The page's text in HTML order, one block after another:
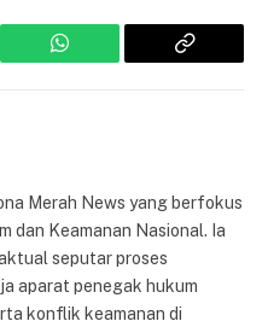
WhatsApp
Copy
Merah News yang berfokus
dan Keamanan Nasional. Ia
seputar proses
aparat penegak hukum
konflik keamanan di